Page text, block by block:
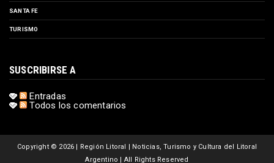
SANTA FE
TURISMO
SUSCRIBIRSE A
Entradas
Todos los comentarios
Copyright © 2026 | Región Litoral | Noticias, Turismo y Cultura del Litoral
Argentino | All Rights Reserved